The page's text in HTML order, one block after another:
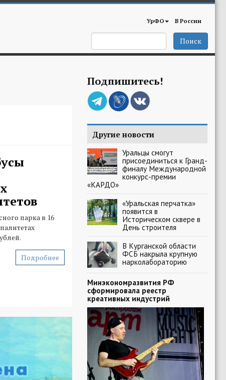
УрФО В России
Поиск
парка в 16
Подробнее
Подпишитесь!
Другие новости
Уральцы смогут
присоединиться к Гранд-
финалу Международной
конкурс-премии
«КАРДО»
«Уральская перчатка»
появится в
Историческом сквере в
День строителя
В Курганской области
ФСБ накрыла крупную
нарколабораторию
Минэкономразвития РФ
сформировала реестр
креативных индустрий